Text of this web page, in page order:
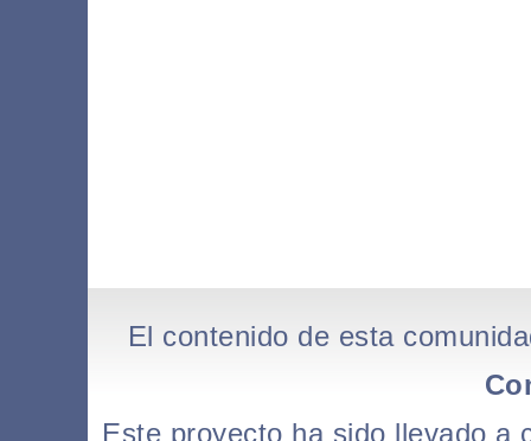
El contenido de esta
Este proyecto ha sido llevado